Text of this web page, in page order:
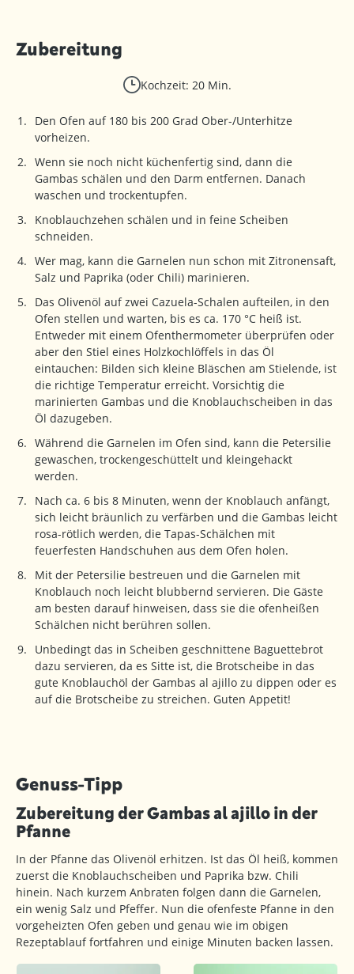
Zubereitung
Kochzeit: 20 Min.
Den Ofen auf 180 bis 200 Grad Ober-/Unterhitze
vorheizen.
Wenn sie noch nicht küchenfertig sind, dann die
Gambas schälen und den Darm entfernen. Danach
waschen und trockentupfen.
Knoblauchzehen schälen und in feine Scheiben
schneiden.
Wer mag, kann die Garnelen nun schon mit Zitronensaft,
Salz und Paprika (oder Chili) marinieren.
Das Olivenöl auf zwei Cazuela-Schalen aufteilen, in den
Ofen stellen und warten, bis es ca. 170 °C heiß ist.
Entweder mit einem Ofenthermometer überprüfen oder
aber den Stiel eines Holzkochlöffels in das Öl
eintauchen: Bilden sich kleine Bläschen am Stielende, ist
die richtige Temperatur erreicht. Vorsichtig die
marinierten Gambas und die Knoblauchscheiben in das
Öl dazugeben.
Während die Garnelen im Ofen sind, kann die Petersilie
gewaschen, trockengeschüttelt und kleingehackt
werden.
Nach ca. 6 bis 8 Minuten, wenn der Knoblauch anfängt,
sich leicht bräunlich zu verfärben und die Gambas leicht
rosa-rötlich werden, die Tapas-Schälchen mit
feuerfesten Handschuhen aus dem Ofen holen.
Mit der Petersilie bestreuen und die Garnelen mit
Knoblauch noch leicht blubbernd servieren. Die Gäste
am besten darauf hinweisen, dass sie die ofenheißen
Schälchen nicht berühren sollen.
Unbedingt das in Scheiben geschnittene Baguettebrot
dazu servieren, da es Sitte ist, die Brotscheibe in das
gute Knoblauchöl der Gambas al ajillo zu dippen oder es
auf die Brotscheibe zu streichen. Guten Appetit!
Genuss-Tipp
Zubereitung der Gambas al ajillo in der
Pfanne
In der Pfanne das Olivenöl erhitzen. Ist das Öl heiß, kommen
zuerst die Knoblauchscheiben und Paprika bzw. Chili
hinein. Nach kurzem Anbraten folgen dann die Garnelen,
ein wenig Salz und Pfeffer. Nun die ofenfeste Pfanne in den
vorgeheizten Ofen geben und genau wie im obigen
Rezeptablauf fortfahren und einige Minuten backen lassen.